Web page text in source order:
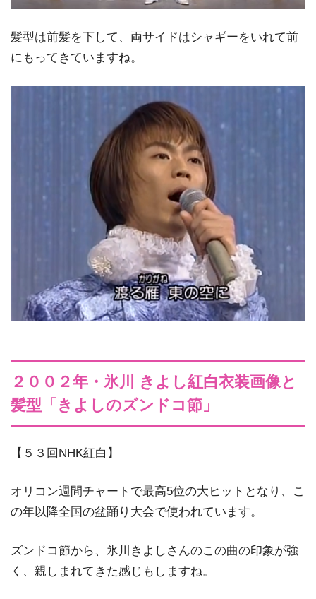
髪型は前髪を下して、両サイドはシャギーをいれて前
にもってきていますね。
２００２年・氷川 きよし紅白衣装画像と
髪型「きよしのズンドコ節」
【５３回NHK紅白】
オリコン週間チャートで最高5位の大ヒットとなり、こ
の年以降全国の盆踊り大会で使われています。
ズンドコ節から、氷川きよしさんのこの曲の印象が強
く、親しまれてきた感じもしますね。